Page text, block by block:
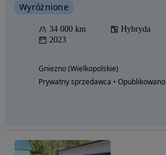
Wyróżnione
34 000 km Hybryda
2023
Gniezno (Wielkopolskie)
Prywatny sprzedawca • Opublikowano